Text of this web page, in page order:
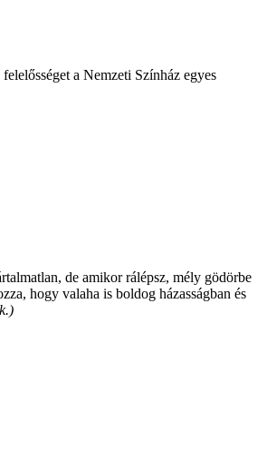
a Nemzeti Színház egyes
de amikor rálépsz, mély gödörbe
hogy valaha is boldog házasságban és